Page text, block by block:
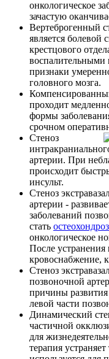
онкологическое
зачастую
Вертеброгенный
является болевой
крестцового
признаки
головного мозга.
проходит
формы
срочном
Стеноз
артерии. При
происходит
инсульт.
Стеноз
артерии -
заболеваний
стать
онкологическое
После устранения
кровоснабжение,
Стеноз
позвоночной
причины
левой части
Динамический
частичной
для
терапия